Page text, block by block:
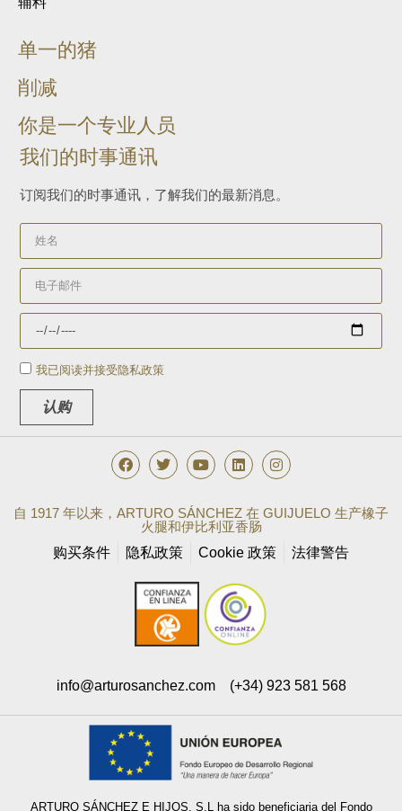
单一的猪
削减
你是一个专业人员
我们的时事通讯
订阅我们的时事通讯，了解我们的最新消息。
我已阅读并接受隐私政策
认购
info@arturosanchez.com (+34) 923 581 568
自 1917 年以来，ARTURO SÁNCHEZ 在 GUIJUELO 生产橡子
火腿和伊比利亚香肠
购买条件
隐私政策 Cookie 政策 法律警告
ARTURO SÁNCHEZ E HIJOS, S.L ha sido beneficiaria del Fondo